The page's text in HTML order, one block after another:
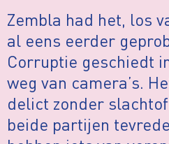
Zembla had het, los
al eens eerder
Corruptie geschiedt
weg van camera’s.
delict zonder
beide partijen